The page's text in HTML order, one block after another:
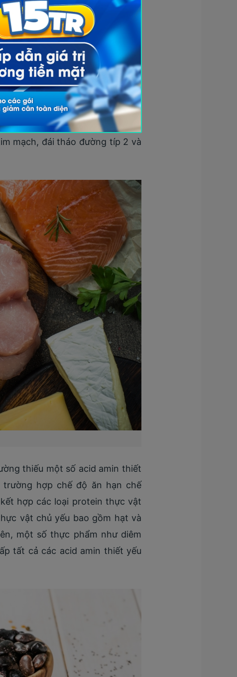
phân tử loại này sang phân tử
vật. Hai nguồn protein này
thiết yếu mà cơ thể cần trong
chia ra thành thịt đỏ và thịt
nhiều năng lượng và sắt nên tốt
nguy cơ bệnh gout và các vấn
xem là lựa chọn lành mạnh
mạch, đái tháo đường típ 2 và
thiếu một số acid amin thiết
hợp chế độ ăn hạn chế
hợp các loại protein thực vật
vật chủ yếu bao gồm hạt và
một số thực phẩm như diêm
tất cả các acid amin thiết yếu